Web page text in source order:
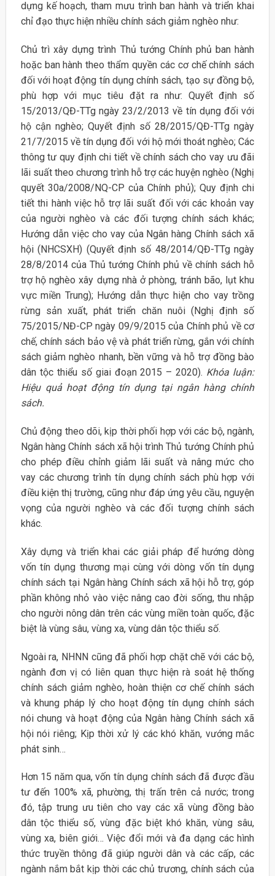
dựng kế hoạch, tham mưu trình ban hành và triển khai
chỉ đạo thực hiện nhiều chính sách giảm nghèo như:
Chủ trì xây dựng trình Thủ tướng Chính phủ ban hành
hoặc ban hành theo thẩm quyền các cơ chế chính sách
đối với hoạt động tín dụng chính sách, tạo sự đồng bộ,
phù hợp với mục tiêu đặt ra như: Quyết định số
15/2013/QĐ-TTg ngày 23/2/2013 về tín dụng đối với
hộ cận nghèo; Quyết định số 28/2015/QĐ-TTg ngày
21/7/2015 về tín dụng đối với hộ mới thoát nghèo; Các
thông tư quy định chi tiết về chính sách cho vay ưu đãi
lãi suất theo chương trình hỗ trợ các huyện nghèo (Nghị
quyết 30a/2008/NQ-CP của Chính phủ); Quy định chi
tiết thi hành việc hỗ trợ lãi suất đối với các khoản vay
của người nghèo và các đối tượng chính sách khác;
Hướng dẫn việc cho vay của Ngân hàng Chính sách xã
hội (NHCSXH) (Quyết định số 48/2014/QĐ-TTg ngày
28/8/2014 của Thủ tướng Chính phủ về chính sách hỗ
trợ hộ nghèo xây dựng nhà ở phòng, tránh bão, lụt khu
vực miền Trung); Hướng dẫn thực hiện cho vay trồng
rừng sản xuất, phát triển chăn nuôi (Nghị định số
75/2015/NĐ-CP ngày 09/9/2015 của Chính phủ về cơ
chế, chính sách bảo vệ và phát triển rừng, gắn với chính
sách giảm nghèo nhanh, bền vững và hỗ trợ đồng bào
dân tộc thiểu số giai đoạn 2015 – 2020). Khóa luận:
Hiệu quả hoạt động tín dụng tại ngân hàng chính
sách.
Chủ động theo dõi, kịp thời phối hợp với các bộ, ngành,
Ngân hàng Chính sách xã hội trình Thủ tướng Chính phủ
cho phép điều chỉnh giảm lãi suất và nâng mức cho
vay các chương trình tín dụng chính sách phù hợp với
điều kiện thị trường, cũng như đáp ứng yêu cầu, nguyện
vọng của người nghèo và các đối tượng chính sách
khác.
Xây dựng và triển khai các giải pháp để hướng dòng
vốn tín dụng thương mại cùng với dòng vốn tín dụng
chính sách tại Ngân hàng Chính sách xã hội hỗ trợ, góp
phần không nhỏ vào việc nâng cao đời sống, thu nhập
cho người nông dân trên các vùng miền toàn quốc, đặc
biệt là vùng sâu, vùng xa, vùng dân tộc thiểu số.
Ngoài ra, NHNN cũng đã phối hợp chặt chẽ với các bộ,
ngành đơn vị có liên quan thực hiện rà soát hệ thống
chính sách giảm nghèo, hoàn thiện cơ chế chính sách
và khung pháp lý cho hoạt động tín dụng chính sách
nói chung và hoạt động của Ngân hàng Chính sách xã
hội nói riêng; Kịp thời xử lý các khó khăn, vướng mắc
phát sinh…
Hơn 15 năm qua, vốn tín dụng chính sách đã được đầu
tư đến 100% xã, phường, thị trấn trên cả nước; trong
đó, tập trung ưu tiên cho vay các xã vùng đồng bào
dân tộc thiểu số, vùng đặc biệt khó khăn, vùng sâu,
vùng xa, biên giới… Việc đổi mới và đa dạng các hình
thức truyền thông đã giúp người dân và các cấp, các
ngành nắm bắt kịp thời các chủ trương, chính sách của